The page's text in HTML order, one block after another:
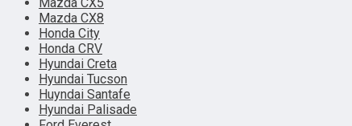
Mazda CX8
Honda City
Honda CRV
Hyundai Creta
Hyundai Tucson
Huyndai Santafe
Hyundai Palisade